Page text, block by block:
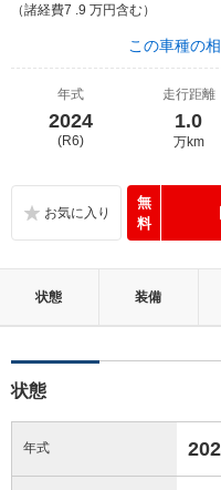
（諸経費7 .9 万円含む）
この車種の
年式
2024
(R6)
走行距離
1.0
万km
無
料
状態 装備
状態
年式